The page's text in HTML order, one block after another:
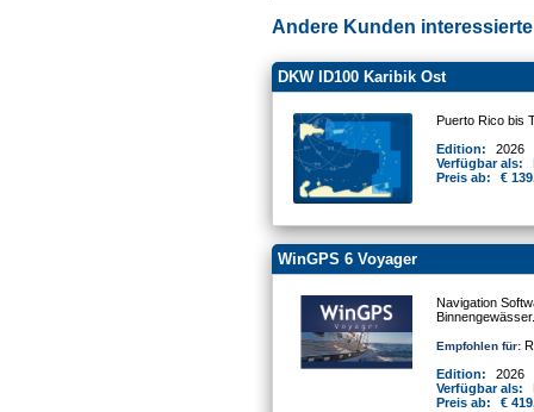
Andere Kunden
DKW ID100 Karibik Ost
Puerto Rico bis
Edition:
2026
Verfügbar als:
Preis ab:
€
WinGPS 6 Voyager
Navigation
Binnengewässer.
Empfohlen für:
Edition:
2026
Verfügbar als:
Preis ab:
€